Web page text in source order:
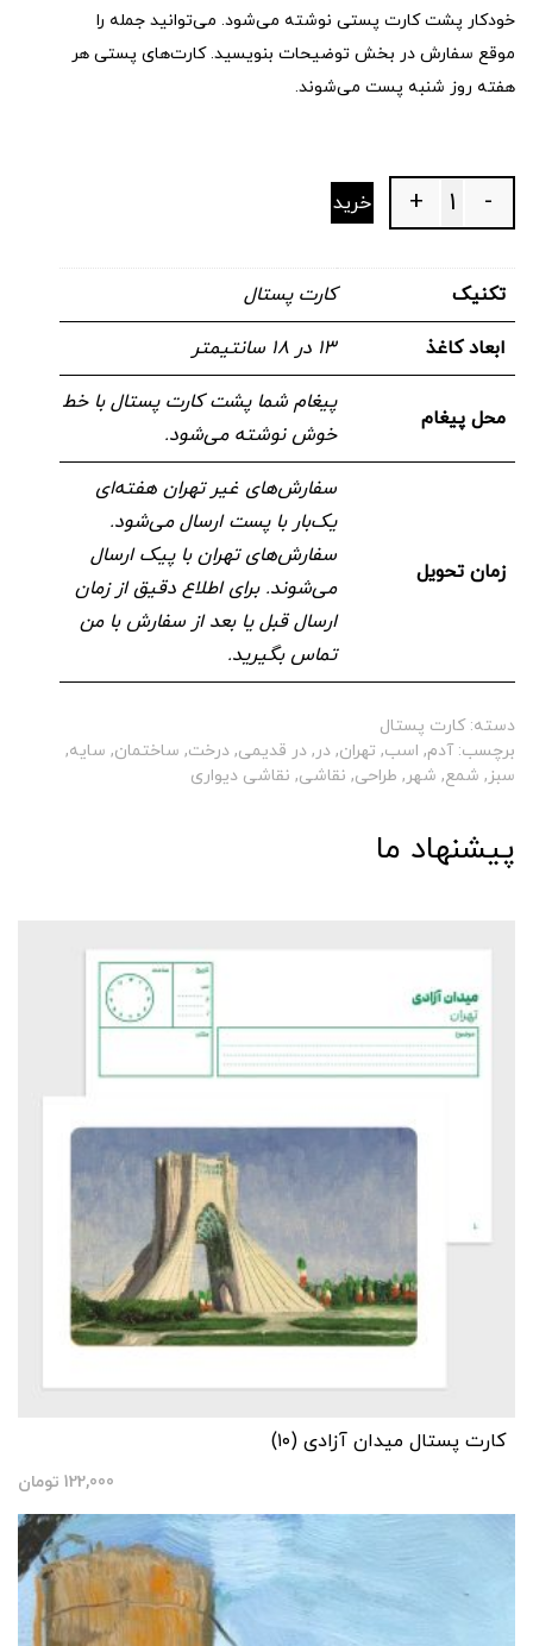
خودکار پشت کارت پستی نوشته می‌شود. می‌توانید جمله را
موقع سفارش در بخش توضیحات بنویسید. کارت‌های پستی هر
هفته روز شنبه پست می‌شوند.
Quantity -
+ خرید
تکنیک کارت پستال
ابعاد کاغذ ۱۳ در ۱۸ سانتیمتر
محل پیغام
پیغام شما پشت کارت پستال با خط
خوش نوشته می‌شود.
زمان تحویل
سفارش‌های غیر تهران هفته‌ای
یک‌بار با پست ارسال می‌شود.
سفارش‌های تهران با پیک ارسال
می‌شوند. برای اطلاع دقیق از زمان
ارسال قبل یا بعد از سفارش با من
تماس بگیرید.
دسته:کارت پستال
برچسب:آدم, اسب, تهران, در, در قدیمی, درخت, ساختمان, سایه,
سبز , شمع, شهر , طراحی, نقاشی, نقاشی دیواری
پیشنهاد ما
کارت پستال میدان آزادی (۱۰)
122,000 تومان